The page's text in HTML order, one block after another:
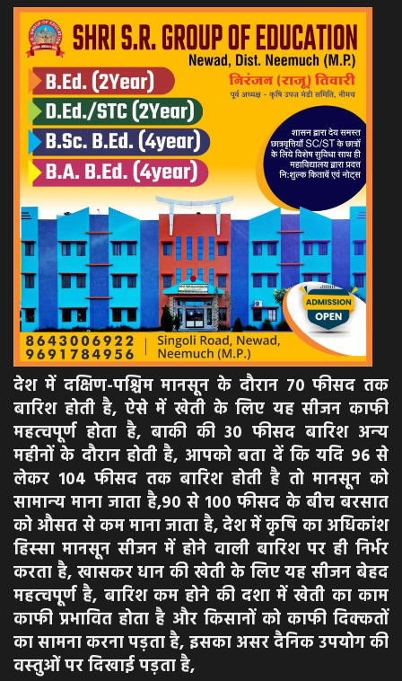
देश में दक्षिण-पश्चिम मानसून के दौरान 70 फीसद तक
बारिश होती है, ऐसे में खेती के लिए यह सीजन काफी
महत्‍वपूर्ण होता है, बाकी की 30 फीसद बारिश अन्‍य
महीनों के दौरान होती है, आपको बता दें कि यदि 96 से
लेकर 104 फीसद तक बारिश होती है तो मानसून को
सामान्‍य माना जाता है,90 से 100 फीसद के बीच बरसात
को औसत से कम माना जाता है, देश में कृषि का अधिकांश
हिस्‍सा मानसून सीजन में होने वाली बारिश पर ही निर्भर
करता है, खासकर धान की खेती के लिए यह सीजन बेहद
महत्‍वपूर्ण है, बारिश कम होने की दशा में खेती का काम
काफी प्रभावित होता है और किसानों को काफी दिक्‍कतों
का सामना करना पड़ता है, इसका असर दैनिक उपयोग की
वस्‍तुओं पर दिखाई पड़ता है,